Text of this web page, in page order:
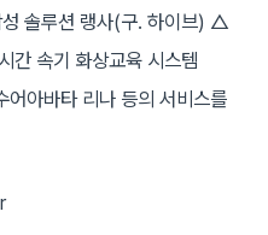
솔루션 랭사(구. 하이브) △
간 속기 화상교육 시스템
아바타 리나 등의 서비스를